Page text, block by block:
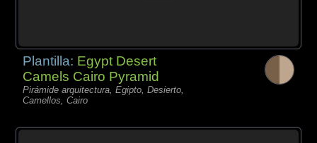
Plantilla: Egypt Desert
Camels Cairo Pyramid
Pirámide arquitectura, Egipto, Desierto,
Camellos, Cairo